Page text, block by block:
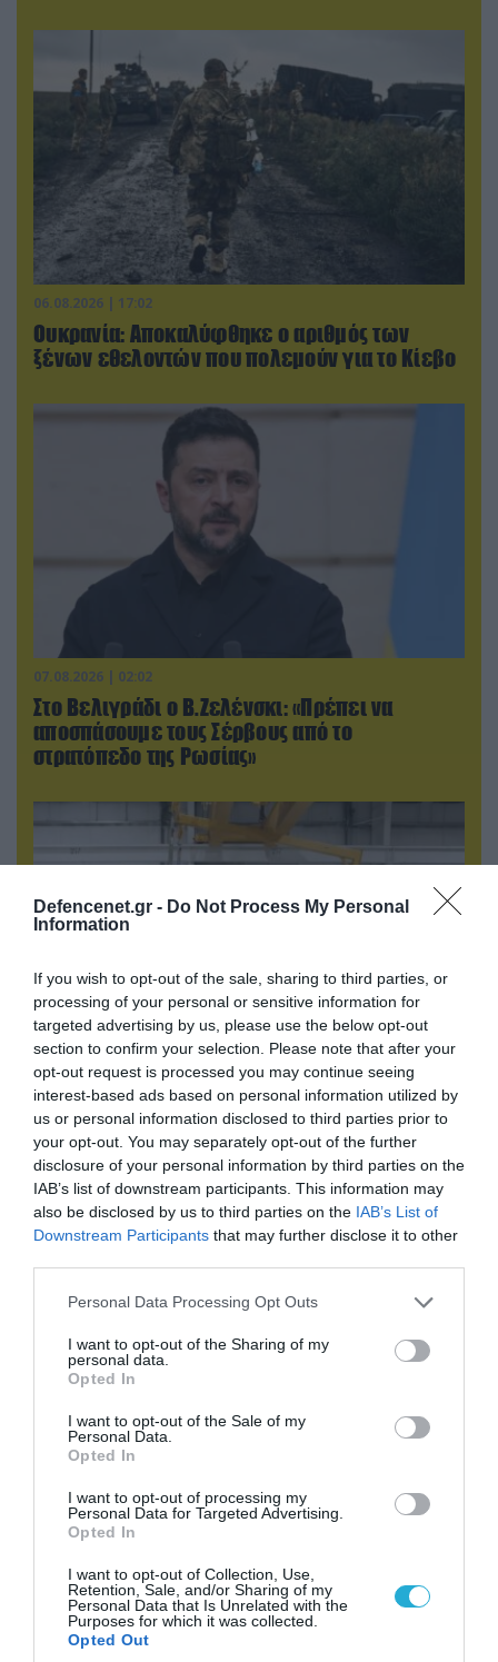
Defencenet.gr - Do Not Process My Personal
Information
If you wish to opt-out of the sale, sharing to third parties, or
processing of your personal or sensitive information for
targeted advertising by us, please use the below opt-out
section to confirm your selection. Please note that after your
opt-out request is processed you may continue seeing
interest-based ads based on personal information utilized by
us or personal information disclosed to third parties prior to
your opt-out. You may separately opt-out of the further
disclosure of your personal information by third parties on the
IAB’s list of downstream participants. This information may
also be disclosed by us to third parties on the IAB’s List of
Downstream Participants that may further disclose it to other
Please note that this website/app uses one or more Google
not limited to your visit or usage behaviour. You may click to
grant or deny consent to Google and its third-party tags to
use your data for below specified purposes in below Google
consent section.
Personal Data Processing Opt Outs
I want to opt-out of the Sharing of my
personal data.
Opted In
I want to opt-out of the Sale of my
Personal Data.
Opted In
I want to opt-out of processing my
Personal Data for Targeted Advertising.
Opted In
I want to opt-out of Collection, Use,
Retention, Sale, and/or Sharing of my
Personal Data that Is Unrelated with the
Purposes for which it was collected.
Opted Out
06.08.2026 | 17:02
Ουκρανία: Αποκαλύφθηκε ο αριθμός των
ξένων εθελοντών που πολεμούν για το Κίεβο
07.08.2026 | 02:02
Στο Βελιγράδι ο Β.Ζελένσκι: «Πρέπει να
αποσπάσουμε τους Σέρβους από το
στρατόπεδο της Ρωσίας»
07.08.2026 | 16:02
Κ.Τσίγκας για νέα Canadair DHC-515: «Θα
πετούν τη νύχτα αλλά δεν θα πραγματοποιούν
ρίψεις νερού»
ΠΟΛΙΤΙΚΗ
07.08.2026 | 20:02
Ο Γιάννης Αλαφούζος «τέλειωσε» τον
Κωνσταντίνο Ζούλα από τον ΣΚΑΪ – Ο λόγος της
απομάκρυνσής του